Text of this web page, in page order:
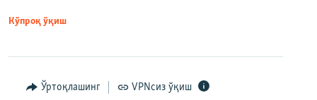
Кўпроқ ўқиш
Ўртоқлашинг VPNсиз ўқиш